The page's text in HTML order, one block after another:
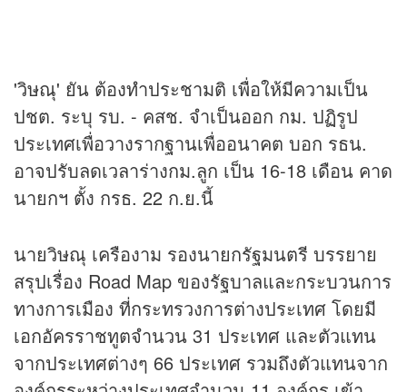
'วิษณุ' ยัน ต้องทำประชามติ เพื่อให้มีความเป็น
ปชต. ระบุ รบ. - คสช. จำเป็นออก กม. ปฏิรูป
ประเทศเพื่อวางรากฐานเพื่ออนาคต บอก รธน.
อาจปรับลดเวลาร่างกม.ลูก เป็น 16-18 เดือน คาด
นายกฯ ตั้ง กรธ. 22 ก.ย.นี้
นายวิษณุ เครืองาม รองนายกรัฐมนตรี บรรยาย
สรุปเรื่อง Road Map ของรัฐบาลและกระบวนการ
ทางการเมือง ที่กระทรวงการต่างประเทศ โดยมี
เอกอัครราชทูตจำนวน 31 ประเทศ และตัวแทน
จากประเทศต่างๆ 66 ประเทศ รวมถึงตัวแทนจาก